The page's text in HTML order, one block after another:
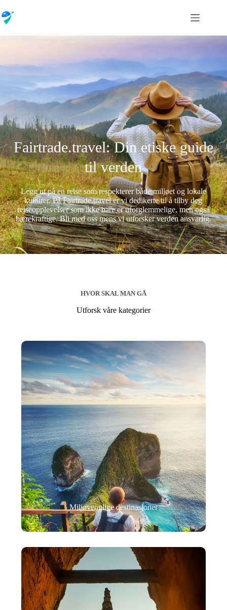
Fairtrade.travel: Din etiske guide
til verden
Legg ut på en reise som respekterer både miljøet og lokale
kulturer. På Fairtrade.travel er vi dedikerte til å tilby deg
reiseopplevelser som ikke bare er uforglemmelige, men også
bærekraftige. Bli med oss mens vi utforsker verden ansvarlig.
HVOR SKAL MAN GÅ
Utforsk våre kategorier
Miljøvennlige destinasjoner